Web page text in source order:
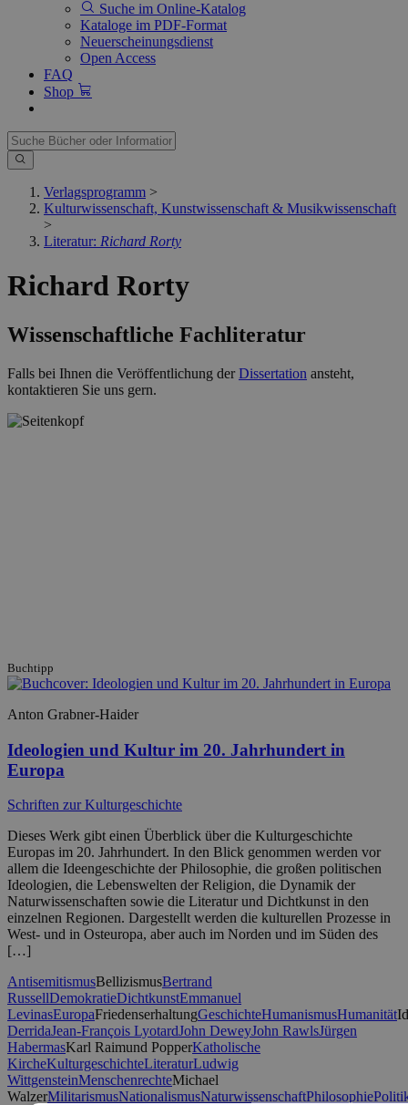
Suche im Online-Katalog
Kataloge im PDF-Format
Neuerscheinungsdienst
Open Access
FAQ
Shop
Verlagsprogramm >
Kulturwissenschaft, Kunstwissenschaft & Musikwissenschaft
>
Literatur: Richard Rorty
Richard Rorty
Wissenschaftliche Fachliteratur
Falls bei Ihnen die Veröffentlichung derDissertation ansteht,
kontaktieren Sie uns gern.
Buchtipp
Anton Grabner-Haider
Ideologien und Kultur im 20. Jahrhundert in
Europa
Schriften zur Kulturgeschichte
Dieses Werk gibt einen Überblick über die Kulturgeschichte
Europas im 20. Jahrhundert. In den Blick genommen werden vor
allem die Ideengeschichte der Philosophie, die großen politischen
Ideologien, die Lebenswelten der Religion, die Dynamik der
Naturwissenschaften sowie die Literatur und Dichtkunst in den
einzelnen Regionen. Dargestellt werden die kulturellen Prozesse in
West- und in Osteuropa, aber auch im Norden und im Süden des
[…]
AntisemitismusBellizismusBertrand
RussellDemokratieDichtkunstEmmanuel
LevinasEuropaFriedenserhaltungGeschichteHumanismusHumanität
DerridaJean-François LyotardJohn DeweyJohn RawlsJürgen
HabermasKarl Raimund PopperKatholische
KircheKulturgeschichteLiteraturLudwig
WittgensteinMenschenrechteMichael
WalzerMilitarismusNationalismusNaturwissenschaftPhilosophie